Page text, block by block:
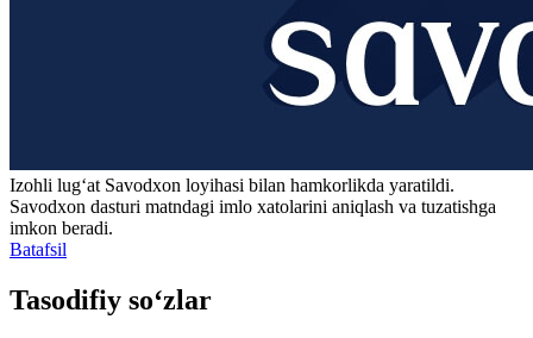
Izohli lugʻat Savodxon loyihasi bilan hamkorlikda yaratildi.
Savodxon dasturi matndagi imlo xatolarini aniqlash va tuzatishga
imkon beradi.
Batafsil
Tasodifiy so‘zlar